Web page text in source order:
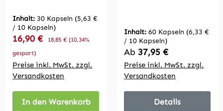
Inhalt: 30 Kapseln (5,63 €
/ 10 Kapseln)
Verkaufspreis:
16,90 € Regulärer Preis:
18,85 € (10.34%
gespart)
Preise inkl. MwSt. zzgl.
Versandkosten
In den Warenkorb
Inhalt: 60 Kapseln (6,33 €
/ 10 Kapseln)
Regulärer Preis:
Ab 37,95 €
Preise inkl. MwSt. zzgl.
Versandkosten
Details